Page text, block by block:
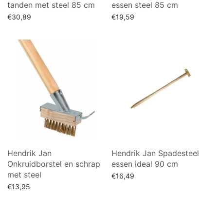
tanden met steel 85 cm
€30,89
essen steel 85 cm
€19,59
Hendrik Jan
Onkruidborstel en schrap
met steel
€13,95
Hendrik Jan Spadesteel
essen ideal 90 cm
€16,49